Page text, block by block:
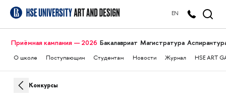
EN
Приёмная кампания — 2026 Бакалавриат Магистратура
О школе Поступающим Студентам Новости Журнал HSE ART
Конкурсы